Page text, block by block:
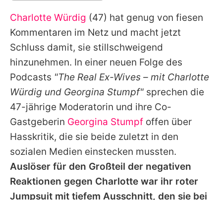
Alle Themen auf Promiflash
Jobs
App runterladen
Team
Redaktionelle Richtlinien
Impressum
Datenschutzerklärung
Nutzungsbedingungen
Utiq verwalten
Charlotte Würdig (47) hat genug von fiesen
Kommentaren im Netz und macht jetzt
Schluss damit, sie stillschweigend
hinzunehmen. In einer neuen Folge des
Podcasts "The Real Ex-Wives – mit Charlotte
Würdig und Georgina Stumpf" sprechen die
47-jährige Moderatorin und ihre Co-
Gastgeberin Georgina Stumpf offen über
Hasskritik, die sie beide zuletzt in den
sozialen Medien einstecken mussten.
Auslöser für den Großteil der negativen
Reaktionen gegen Charlotte war ihr roter
Jumpsuit mit tiefem Ausschnitt, den sie bei